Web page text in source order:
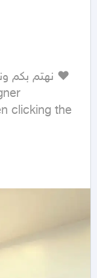
نهتم بكم
clicking the